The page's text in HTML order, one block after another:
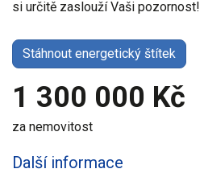
si určitě zaslouží Vaši pozornost!
Stáhnout energetický štítek
1 300 000 Kč
za nemovitost
Další informace